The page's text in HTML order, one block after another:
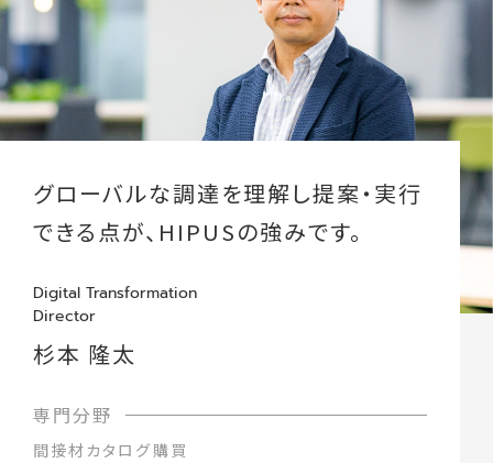
グローバルな調達を理解し提案・実行
できる点が、HIPUSの強みです。
Digital Transformation
Director
杉本 隆太
間接材カタログ購買